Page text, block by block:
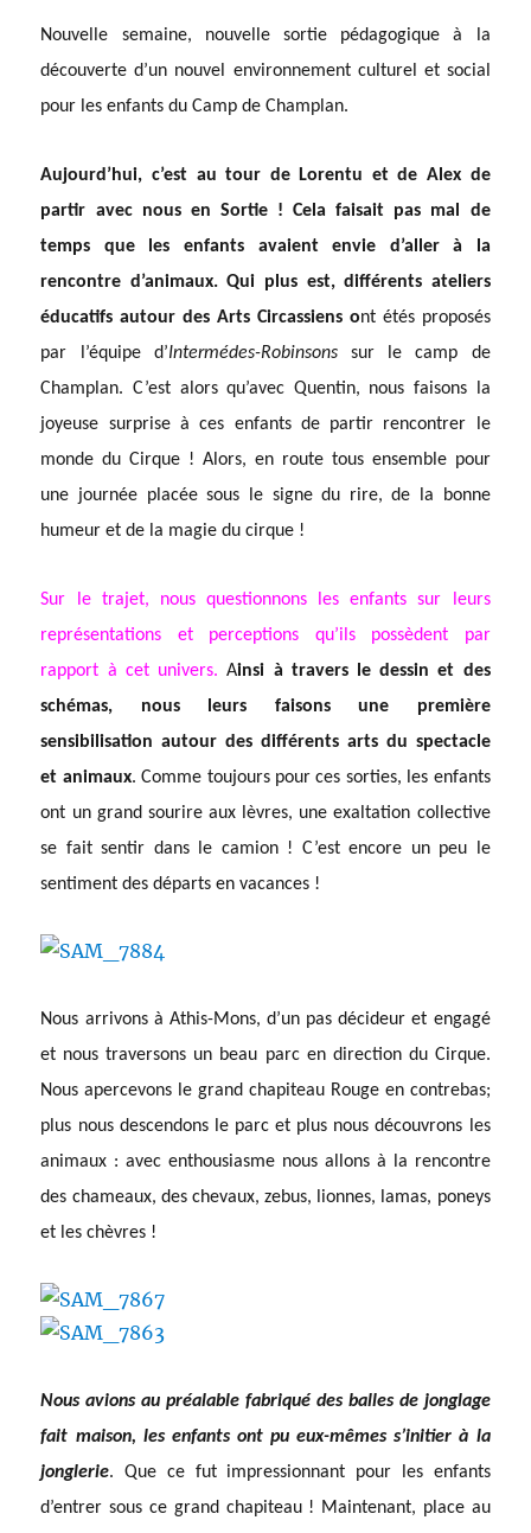
Nouvelle semaine, nouvelle sortie pédagogique à la
découverte d’un nouvel environnement culturel et social
pour les enfants du Camp de Champlan.
Aujourd’hui, c’est au tour de Lorentu et de Alex de
partir avec nous en Sortie ! Cela faisait pas mal de
temps que les enfants avaient envie d’aller à la
rencontre d’animaux. Qui plus est, différents ateliers
éducatifs autour des Arts Circassiens ont étés proposés
par l’équipe d’Intermédes-Robinsonssur le camp de
Champlan. C’est alors qu’avec Quentin, nous faisons la
joyeuse surprise à ces enfants de partir rencontrer le
monde du Cirque ! Alors, en route tous ensemble pour
une journée placée sous le signe du rire, de la bonne
humeur et de la magie du cirque !
Sur le trajet, nous questionnons les enfants sur leurs
représentations et perceptions qu’ils possèdent par
rapport à cet univers. Ainsi à travers le dessin et des
schémas, nous leurs faisons une première
sensibilisation autour des différents arts du spectacle
et animaux. Comme toujours pour ces sorties, les enfants
ont un grand sourire aux lèvres, une exaltation collective
se fait sentir dans le camion ! C’est encore un peu le
sentiment des départs en vacances !
Nous arrivons à Athis-Mons, d’un pas décideur et engagé
et nous traversons un beau parc en direction du Cirque.
Nous apercevons le grand chapiteau Rouge en contrebas;
plus nous descendons le parc et plus nous découvrons les
animaux : avec enthousiasme nous allons à la rencontre
des chameaux, des chevaux, zebus, lionnes, lamas, poneys
et les chèvres !
Nous avions au préalable fabriqué des balles de jonglage
fait maison, les enfants ont pu eux-mêmes s’initier à la
jonglerie. Que ce fut impressionnant pour les enfants
d’entrer sous ce grand chapiteau ! Maintenant, place au